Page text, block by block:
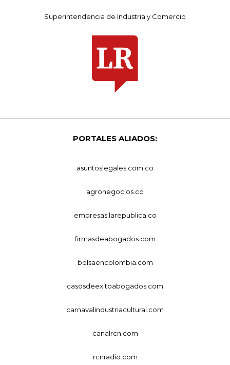
Superintendencia de Industria y Comercio
PORTALES ALIADOS:
asuntoslegales.com.co
agronegocios.co
empresas.larepublica.co
firmasdeabogados.com
bolsaencolombia.com
casosdeexitoabogados.com
carnavalindustriacultural.com
canalrcn.com
rcnradio.com